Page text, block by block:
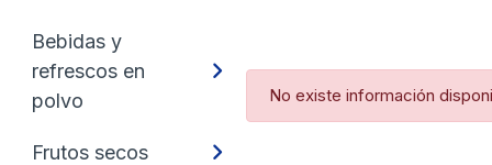
Bebidas y
refrescos en
polvo
Frutos secos
No existe información